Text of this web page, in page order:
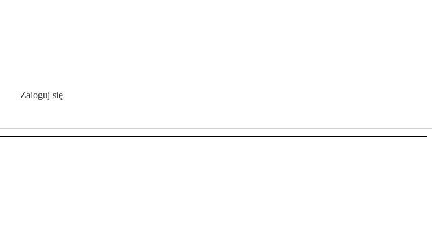
Zaloguj się